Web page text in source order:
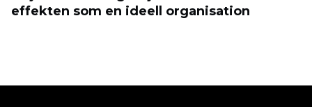
effekten som en ideell organisation